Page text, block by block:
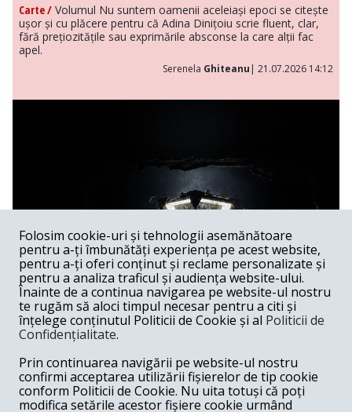
Carte / Volumul Nu suntem oamenii aceleiași epoci se citește
ușor și cu plăcere pentru că Adina Dinițoiu scrie fluent, clar,
fără prețiozitățile sau exprimările absconse la care alții fac
apel.
Serenela Ghiteanu | 21.07.2026 14:12
Lakmé al lui Andrei Șerban
Spectacol /Spectacolele lui Andrei Șerban au, în feluri extrem
de diferite, capacitatea de a sugera că Graalul există —
undeva, dincolo de gest, de muzică, de imagine —, dar că el
Folosim cookie-uri și tehnologii asemănătoare
pentru a-ți îmbunătăți experiența pe acest website,
pentru a-ți oferi conținut și reclame personalizate și
pentru a analiza traficul și audiența website-ului.
Înainte de a continua navigarea pe website-ul nostru
te rugăm să aloci timpul necesar pentru a citi și
înțelege conținutul Politicii de Cookie și al Politicii de
Confidențialitate.
Prin continuarea navigării pe website-ul nostru
confirmi acceptarea utilizării fișierelor de tip cookie
conform Politicii de Cookie. Nu uita totuși că poți
modifica setările acestor fișiere cookie urmând